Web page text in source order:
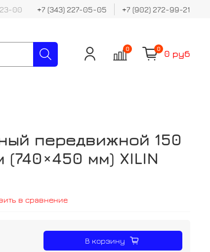
00 +7 (343) 227-05-05 +7 (902) 272-99-21
0 0 0 руб
передвижной 150
(740×450 мм) XILIN
в сравнение
В корзину